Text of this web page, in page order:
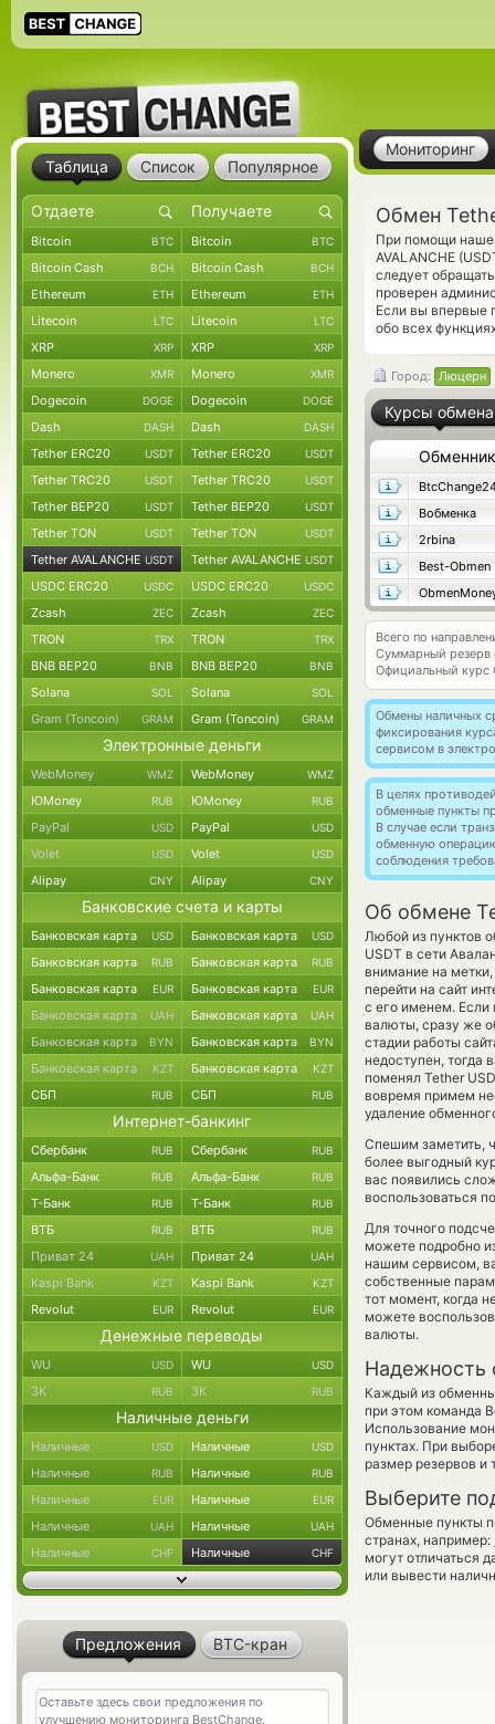
Мониторинг
Обмен
При помощи
AVALANCHE
следует
проверен
Если вы впервые
обо всех
Город: Люцерн
Курсы обмена
Обменник
Вобменка
2rbina
Best-Obmen
Всего по
Суммарный резерв
Официальный курс
Обмены наличных
фиксирования
сервисом в
В целях
обменные пункты
В случае если
обменную
соблюдения
Об обмене
Любой из пунктов
USDT в сети
внимание на
перейти на сайт
с его именем.
валюты, сразу же
стадии работы
недоступен, тогда
поменял Tether
вовремя примем
удаление
Спешим заметить,
более выгодный
вас появились
воспользоваться
Для точного
можете подробно
нашим сервисом,
собственные
тот момент, когда
можете
валюты.
Надежность
Каждый из
при этом команда
Использование
пунктах. При
размер резервов и
Выберите
Обменные пункты
странах, например:
могут отличаться
или вывести
Таблица Список Популярное
Bitcoin BTC Bitcoin BTC
Bitcoin Cash BCH Bitcoin Cash BCH
Ethereum ETH Ethereum ETH
Litecoin LTC Litecoin LTC
XRP XRP XRP XRP
Monero XMR Monero XMR
Dogecoin DOGE Dogecoin DOGE
Dash DASH Dash DASH
Tether ERC20 USDT Tether ERC20 USDT
Tether TRC20 USDT Tether TRC20 USDT
Tether BEP20 USDT Tether BEP20 USDT
Tether TON USDT Tether TON USDT
Tether AVALANCHE USDT Tether AVALANCHE USDT
USDC ERC20 USDC USDC ERC20 USDC
Zcash ZEC Zcash ZEC
TRON TRX TRON TRX
BNB BEP20 BNB BNB BEP20 BNB
Solana SOL Solana SOL
Gram (Toncoin) GRAM Gram (Toncoin) GRAM
Электронные деньги
WebMoney WMZ WebMoney WMZ
ЮMoney RUB ЮMoney RUB
PayPal USD PayPal USD
Volet USD Volet USD
Alipay CNY Alipay CNY
Банковские счета и карты
Банковская карта USD Банковская карта USD
Банковская карта RUB Банковская карта RUB
Банковская карта EUR Банковская карта EUR
Банковская карта UAH Банковская карта UAH
Банковская карта BYN Банковская карта BYN
Банковская карта KZT Банковская карта KZT
СБП RUB СБП RUB
Интернет-банкинг
Сбербанк RUB Сбербанк RUB
Альфа-Банк RUB Альфа-Банк RUB
Т-Банк RUB Т-Банк RUB
ВТБ RUB ВТБ RUB
Приват 24 UAH Приват 24 UAH
Kaspi Bank KZT Kaspi Bank KZT
Revolut EUR Revolut EUR
Денежные переводы
WU USD WU USD
ЗК RUB ЗК RUB
Наличные деньги
Наличные USD Наличные USD
Наличные RUB Наличные RUB
Наличные EUR Наличные EUR
Наличные UAH Наличные UAH
Наличные CHF Наличные CHF
Предложения BTC-кран